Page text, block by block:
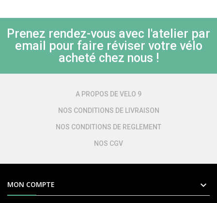
Prenez rendez-vous avec l'atelier par
email pour faire réviser votre vélo
acheté chez nous !
A PROPOS DE VELO 9
NOS CONDITIONS DE LIVRAISON
NOS CONDITIONS DE REGLEMENT
NOS CGV
MON COMPTE 